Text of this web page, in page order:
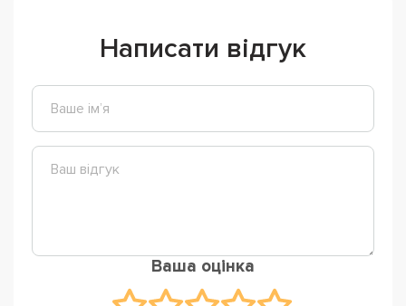
Написати відгук
Ваша оцінка